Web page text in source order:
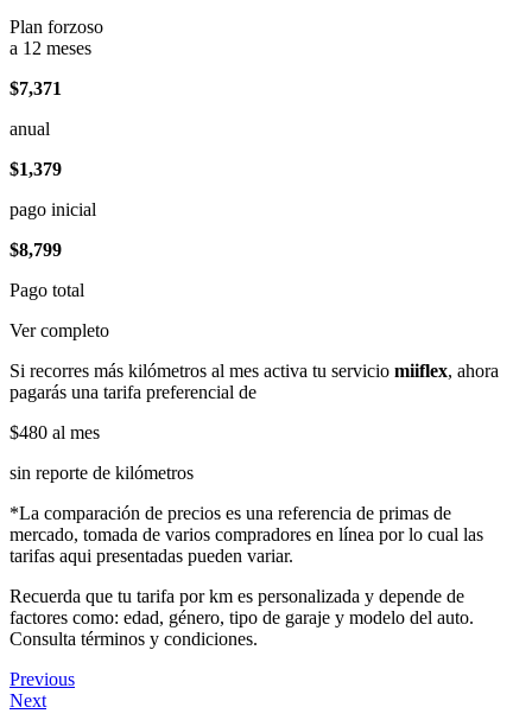
Plan forzoso
a 12 meses
$7,371
anual
$1,379
pago inicial
$8,799
Pago total
Ver completo
Si recorres más kilómetros al mes activa tu servicio miiflex, ahora
pagarás una tarifa preferencial de
$480 al mes
sin reporte de kilómetros
*La comparación de precios es una referencia de primas de
mercado, tomada de varios compradores en línea por lo cual las
tarifas aqui presentadas pueden variar.
Recuerda que tu tarifa por km es personalizada y depende de
factores como: edad, género, tipo de garaje y modelo del auto.
Consulta términos y condiciones.
Previous
Next